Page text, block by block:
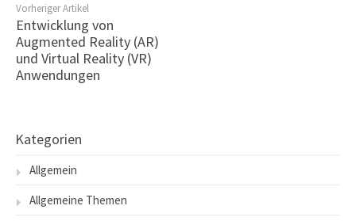
Vorheriger Artikel
Entwicklung von
Augmented Reality (AR)
und Virtual Reality (VR)
Anwendungen
Kategorien
Allgemein
Allgemeine Themen